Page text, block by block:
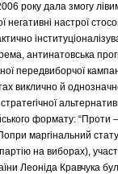
року дала змогу
настрої
антинатовська
передвиборчої
виклично й
формату: “Проти
маргінальний
на виборах),
Леоніда Кравчука